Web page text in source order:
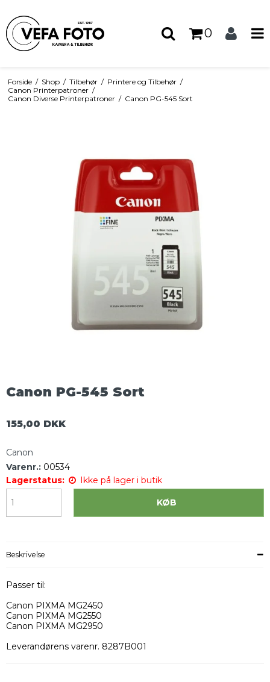
0
Forside / Shop / Tilbehør / Printere og Tilbehør /
Canon Printerpatroner /
Canon Diverse Printerpatroner / Canon PG-545 Sort
Canon PG-545 Sort
155,00 DKK
Canon
Varenr.: 00534
Lagerstatus:
Ikke på lager i butik
KØB
Beskrivelse
Passer til:
Canon PIXMA MG2450
Canon PIXMA MG2550
Canon PIXMA MG2950
Leverandørens varenr. 8287B001